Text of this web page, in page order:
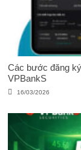
Các bước đăng
VPBankS
16/03/2026